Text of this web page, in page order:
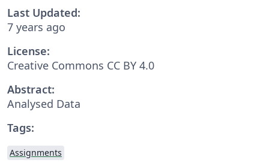
Last Updated:
7 years ago
License:
Creative Commons CC BY 4.0
Abstract:
Analysed Data
Tags:
Assignments